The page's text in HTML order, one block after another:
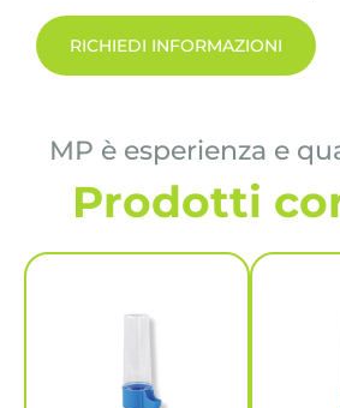
RICHIEDI INFORMAZIONI
MP è esperienza e
Prodotti